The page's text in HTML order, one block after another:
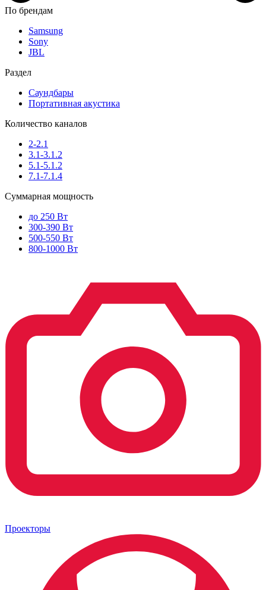
По брендам
Samsung
Sony
JBL
Раздел
Саундбары
Портативная акустика
Количество каналов
2-2.1
3.1-3.1.2
5.1-5.1.2
7.1-7.1.4
Суммарная мощность
до 250 Вт
300-390 Вт
500-550 Вт
800-1000 Вт
Проекторы